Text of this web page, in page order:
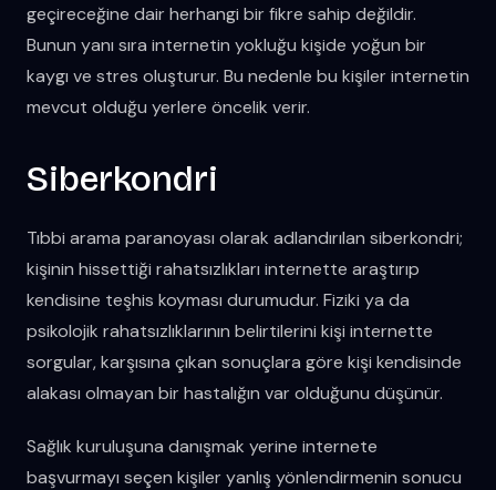
geçireceğine dair herhangi bir fikre sahip değildir.
Bunun yanı sıra internetin yokluğu kişide yoğun bir
kaygı ve stres oluşturur. Bu nedenle bu kişiler internetin
mevcut olduğu yerlere öncelik verir.
Siberkondri
Tıbbi arama paranoyası olarak adlandırılan siberkondri;
kişinin hissettiği rahatsızlıkları internette araştırıp
kendisine teşhis koyması durumudur. Fiziki ya da
psikolojik rahatsızlıklarının belirtilerini kişi internette
sorgular, karşısına çıkan sonuçlara göre kişi kendisinde
alakası olmayan bir hastalığın var olduğunu düşünür.
Sağlık kuruluşuna danışmak yerine internete
başvurmayı seçen kişiler yanlış yönlendirmenin sonucu